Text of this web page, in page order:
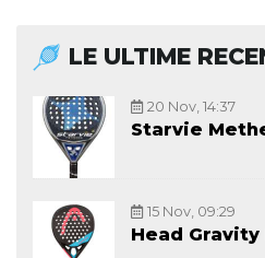
LE ULTIME
20 Nov, 14:37
Starvie
15 Nov, 09:29
Head Gravity